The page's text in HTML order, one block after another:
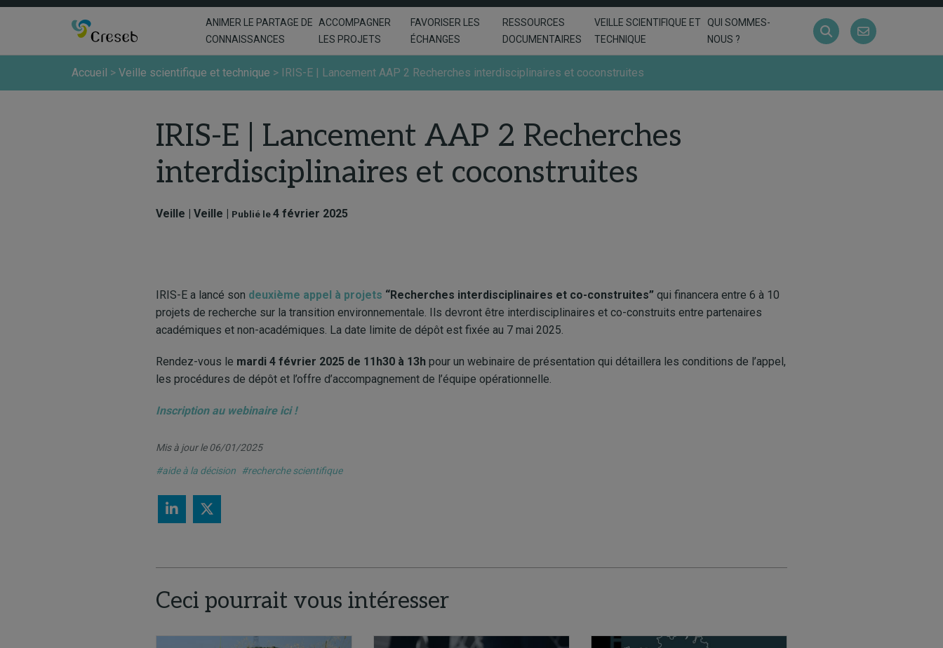
ANIMER LE PARTAGE DE
CONNAISSANCES
ACCOMPAGNER
LES PROJETS
FAVORISER LES
ÉCHANGES
RESSOURCES
DOCUMENTAIRES
VEILLE SCIENTIFIQUE ET
TECHNIQUE
QUI SOMMES-
NOUS ?
Accueil > Veille scientifique et technique > IRIS-E | Lancement AAP 2 Recherches interdisciplinaires et coconstruites
IRIS-E | Lancement AAP 2 Recherches
interdisciplinaires et coconstruites
Veille | Veille | Publié le 4 février 2025
IRIS-E a lancé son deuxième appel à projets “Recherches interdisciplinaires et co-construites” qui financera entre 6 à 10
projets de recherche sur la transition environnementale. Ils devront être interdisciplinaires et co-construits entre partenaires
académiques et non-académiques. La date limite de dépôt est fixée au 7 mai 2025.
Rendez-vous le mardi 4 février 2025 de 11h30 à 13h pour un webinaire de présentation qui détaillera les conditions de l’appel,
les procédures de dépôt et l’offre d’accompagnement de l’équipe opérationnelle.
Inscription au webinaire ici !
Mis à jour le 06/01/2025
#aide à la décision #recherche scientifique
Ceci pourrait vous intéresser